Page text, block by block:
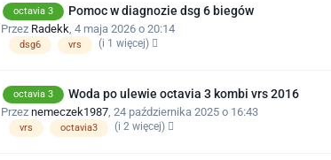
octavia 3 Pomoc w diagnozie dsg 6 biegów
Przez Radekk, 4 maja 2026 o 20:14
dsg6 vrs (i 1 więcej)
octavia 3 Woda po ulewie octavia 3 kombi vrs 2016
Przez nemeczek1987, 24 października 2025 o 16:43
vrs octavia3 (i 2 więcej)